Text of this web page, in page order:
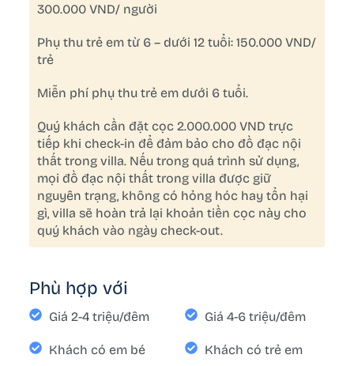
300.000 VND/ người
Phụ thu trẻ em từ 6 – dưới 12 tuổi: 150.000 VND/
trẻ
Miễn phí phụ thu trẻ em dưới 6 tuổi.
Quý khách cần đặt cọc 2.000.000 VND trực
tiếp khi check-in để đảm bảo cho đồ đạc nội
thất trong villa. Nếu trong quá trình sử dụng,
mọi đồ đạc nội thất trong villa được giữ
nguyên trạng, không có hỏng hóc hay tổn hại
gì, villa sẽ hoàn trả lại khoản tiền cọc này cho
quý khách vào ngày check-out.
Phù hợp với
Giá 2-4 triệu/đêm Giá 4-6 triệu/đêm
Khách có em bé Khách có trẻ em